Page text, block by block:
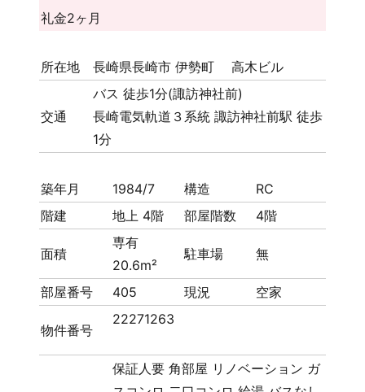
礼金2ヶ月
所在地 長崎県長崎市 伊勢町 高木ビル
交通
バス 徒歩1分(諏訪神社前)
長崎電気軌道３系統 諏訪神社前駅 徒歩
1分
築年月 1984/7 構造
RC
階建
地上 4階 部屋階数 4階
面積
専有
20.6m²
駐車場 無
部屋番号 405 現況 空家
物件番号
22271263
保証人要 角部屋 リノベーション ガ